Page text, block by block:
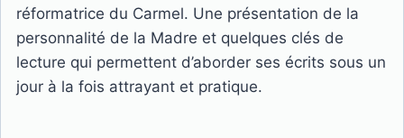
réformatrice du Carmel. Une présentation de la
personnalité de la Madre et quelques clés de
lecture qui permettent d’aborder ses écrits sous un
jour à la fois attrayant et pratique.